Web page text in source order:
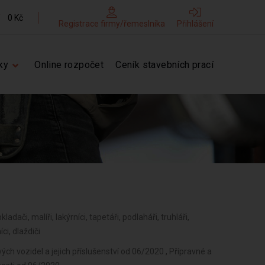
0 Kč
Registrace firmy/řemeslníka Přihlášení
Online rozpočet Ceník stavebních prací
malíři, lakýrníci, tapetáři, podlaháři, truhláři,
dlaždiči
vozidel a jejich příslušenství od 06/2020 , Přípravné a